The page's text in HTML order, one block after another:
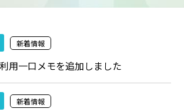
新着情報
用一口メモを追加しました
新着情報